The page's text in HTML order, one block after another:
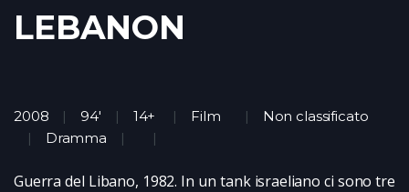
LEBANON
2008 94' 14+ Film
Non classificato
Dramma
Guerra del Libano, 1982. In un tank israeliano ci sono tre